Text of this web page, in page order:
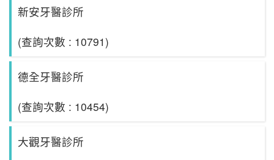
新安牙醫診所
(查詢次數 : 10791)
德全牙醫診所
(查詢次數 : 10454)
大觀牙醫診所